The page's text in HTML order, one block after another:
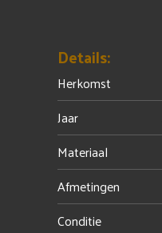
Details:
Herkomst
Jaar
Materiaal
Afmetingen
Conditie